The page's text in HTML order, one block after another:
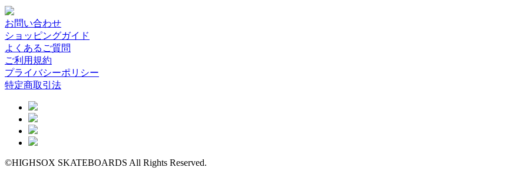
お問い合わせ
ショッピングガイド
よくあるご質問
ご利用規約
プライバシーポリシー
特定商取引法
©HIGHSOX SKATEBOARDS All Rights Reserved.